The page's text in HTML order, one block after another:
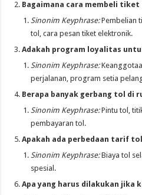
Bagaimana cara membeli
Sinonim Keyphrase:Pembelian
tol, cara pesan tiket elektronik.
Adakah program loyalitas
Sinonim Keyphrase:
perjalanan, program setia
Berapa banyak gerbang tol di
Sinonim Keyphrase:Pintu tol,
pembayaran tol.
Apakah ada perbedaan tarif
Sinonim Keyphrase:Biaya tol
spesial.
Apa yang harus dilakukan jika